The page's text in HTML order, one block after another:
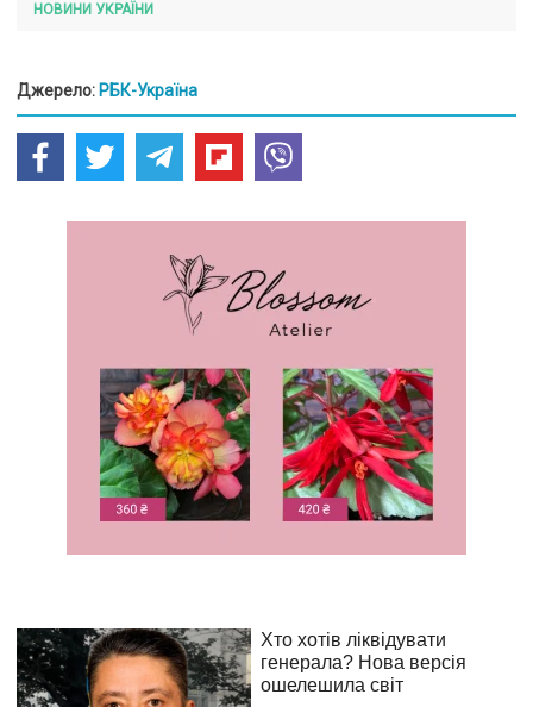
НОВИНИ УКРАЇНИ
Джерело: РБК-Україна